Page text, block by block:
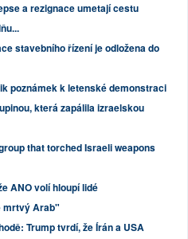
a rezignace umetají cestu
stavebního řízení je odložena do
poznámek k letenské demonstraci
která zapálila izraelskou
that torched Israeli weapons
ANO volí hloupí lidé
mrtvý Arab"
Trump tvrdí, že Írán a USA